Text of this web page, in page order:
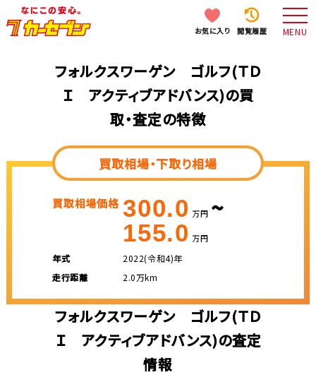
お気に入り 閲覧履歴 MENU
フォルクスワーゲン ゴルフ(ＴＤ
Ｉ アクティブアドバンス)の買
取・査定の特徴
買取相場・下取り相場
買取相場価格 300.0 万円 ~
155.0 万円
年式
2022(令和4)年
走行距離
2.0万km
フォルクスワーゲン ゴルフ(ＴＤ
Ｉ アクティブアドバンス)の査定
情報